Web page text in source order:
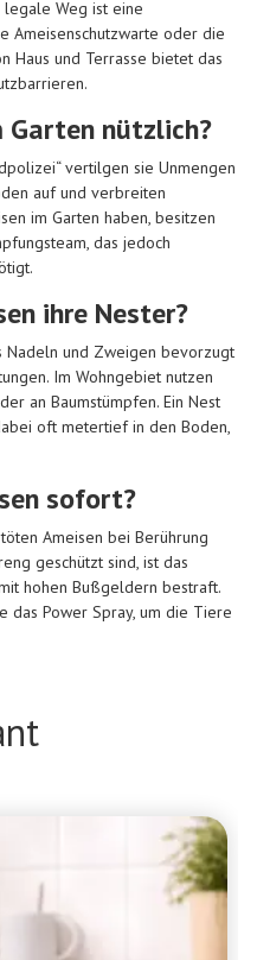
Weg ist eine
Ameisenschutzwarte oder die
Haus und Terrasse bietet das
Garten nützlich?
vertilgen sie Unmengen
auf und verbreiten
im Garten haben, besitzen
das jedoch
ihre Nester?
Nadeln und Zweigen bevorzugt
Im Wohngebiet nutzen
an Baumstümpfen. Ein Nest
oft metertief in den Boden,
sofort?
Ameisen bei Berührung
geschützt sind, ist das
hohen Bußgeldern bestraft.
das Power Spray, um die Tiere